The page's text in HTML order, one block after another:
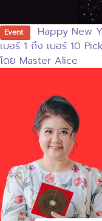
Event
Happy New
เบอร์ 1 ถึง เบอร์ 10
โดย Master Alice